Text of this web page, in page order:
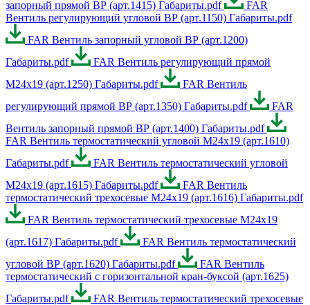
запорный прямой ВР (арт.1415) Габариты.pdf
FAR
Вентиль регулирующий угловой ВР (арт.1150) Габариты.pdf
FAR Вентиль запорный угловой ВР (арт.1200)
Габариты.pdf
FAR Вентиль регулирующий прямой
М24х19 (арт.1250) Габариты.pdf
FAR Вентиль
регулирующий прямой ВР (арт.1350) Габариты.pdf
FAR
Вентиль запорный прямой ВР (арт.1400) Габариты.pdf
FAR Вентиль термостатический угловой М24х19 (арт.1610)
Габариты.pdf
FAR Вентиль термостатический угловой
М24х19 (арт.1615) Габариты.pdf
FAR Вентиль
термостатический трехосевые М24х19 (арт.1616) Габариты.pdf
FAR Вентиль термостатический трехосевые М24х19
(арт.1617) Габариты.pdf
FAR Вентиль термостатический
угловой ВР (арт.1620) Габариты.pdf
FAR Вентиль
термостатический с горизонтальной кран-буксой (арт.1625)
Габариты.pdf
FAR Вентиль термостатический трехосевые